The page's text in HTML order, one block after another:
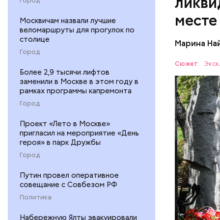
Москвичам назвали лучшие
веломаршруты для прогулок по
столице
Город
Более 2,9 тысячи лифтов
заменили в Москве в этом году в
рамках программы капремонта
Город
Проект «Лето в Москве»
пригласил на мероприятие «День
героя» в парк Дружбы
Город
Путин провел оперативное
совещание с Совбезом РФ
Политика
Набережную Ялты эвакуировали
Марина
Сюжет:
Макеев в
полку
на
АВАРИИ
Как
детства